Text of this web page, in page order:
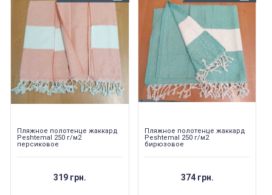
Пляжное полотенце жаккард
Peshtemal 250 г/м2
персиковое
319 грн.
Пляжное полотенце жаккард
Peshtemal 250 г/м2
бирюзовое
374 грн.